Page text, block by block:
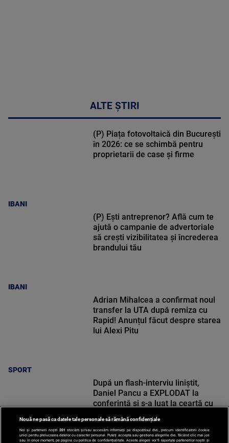
ALTE ȘTIRI
IBANI
(P) Piața fotovoltaică din București
în 2026: ce se schimbă pentru
proprietarii de case și firme
IBANI
(P) Ești antreprenor? Află cum te
ajută o campanie de advertoriale
să crești vizibilitatea și încrederea
brandului tău
SPORT
Adrian Mihalcea a confirmat noul
transfer la UTA după remiza cu
Rapid! Anunțul făcut despre starea
lui Alexi Pitu
După un flash-interviu liniștit,
Daniel Pancu a EXPLODAT la
conferință și s-a luat la ceartă cu
strigați”
Nouă ne pasă ca datele tale personale să rămână confidențiale
Noi și partenerii noștri 201 stocăm și/sau accesăm informații pe dispozitivul dvs., precum identificatorii cookie
unici pentru prelucrarea datelor cu caracter personal. Puteți accepta sau gestiona alegerile dvs. făcând clic mai jos
sau în orice moment, pe pagina cu politica de confidențialitate. Aceste alegeri vor fi raportate partenerilor noștri și